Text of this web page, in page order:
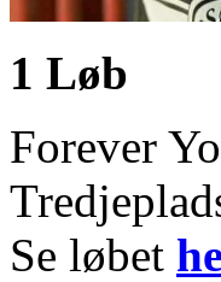
1 Løb
Forever
Se løbet